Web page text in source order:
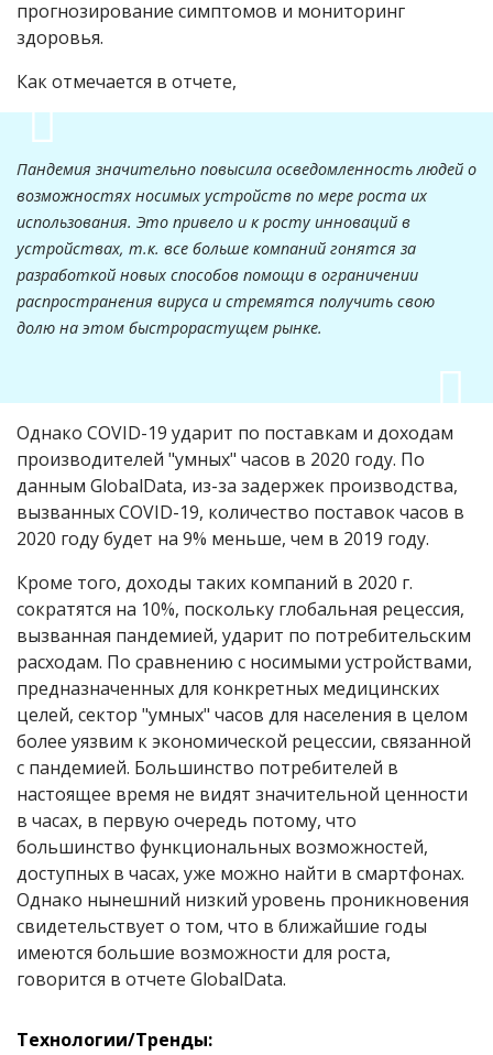
прогнозирование симптомов и мониторинг
здоровья.
Как отмечается в отчете,
Пандемия значительно повысила осведомленность людей о
возможностях носимых устройств по мере роста их
использования. Это привело и к росту инноваций в
устройствах, т.к. все больше компаний гонятся за
разработкой новых способов помощи в ограничении
распространения вируса и стремятся получить свою
долю на этом быстрорастущем рынке.
Однако COVID-19 ударит по поставкам и доходам
производителей "умных" часов в 2020 году. По
данным GlobalData, из-за задержек производства,
вызванных COVID-19, количество поставок часов в
2020 году будет на 9% меньше, чем в 2019 году.
Кроме того, доходы таких компаний в 2020 г.
сократятся на 10%, поскольку глобальная рецессия,
вызванная пандемией, ударит по потребительским
расходам. По сравнению с носимыми устройствами,
предназначенных для конкретных медицинских
целей, сектор "умных" часов для населения в целом
более уязвим к экономической рецессии, связанной
с пандемией. Большинство потребителей в
настоящее время не видят значительной ценности
в часах, в первую очередь потому, что
большинство функциональных возможностей,
доступных в часах, уже можно найти в смартфонах.
Однако нынешний низкий уровень проникновения
свидетельствует о том, что в ближайшие годы
имеются большие возможности для роста,
говорится в отчете GlobalData.
Технологии/Тренды: